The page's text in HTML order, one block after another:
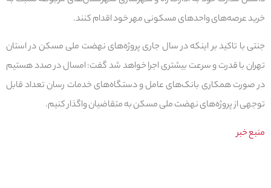
خرید عرصه‌های واحدهای مسکونی مهر خود اقدام کنند.
جنتی با تاکید بر اینکه در سال جاری پروژه‌های نهضت ملی مسکن در استان
تهران با قدرت و سرعت بیشتری اجرا خواهد شد گفت: امسال در صدد هستیم
در صورت همکاری بانک‌های عامل و دستگاه‌های خدمات رسان تعداد قابل
توجهی از پروژه‌های نهضت ملی مسکن به متقاضیان واگذار کنیم.
منبع خبر